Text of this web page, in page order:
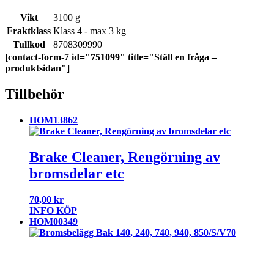
Vikt
3100 g
Fraktklass Klass 4 - max 3 kg
Tullkod
8708309990
[contact-form-7 id="751099" title="Ställ en fråga –
produktsidan"]
Tillbehör
HOM13862
Brake Cleaner, Rengörning av
bromsdelar etc
70,00 kr
INFO KÖP
HOM00349